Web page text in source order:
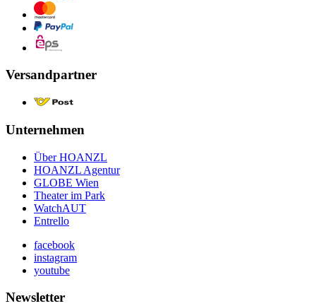
Versandpartner
Unternehmen
Über HOANZL
HOANZL Agentur
GLOBE Wien
Theater im Park
WatchAUT
Entrello
facebook
instagram
youtube
Newsletter